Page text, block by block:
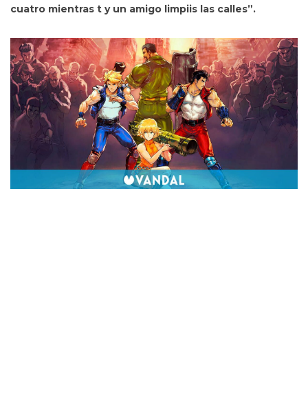
cuatro mientras t y un amigo limpiis las calles”.